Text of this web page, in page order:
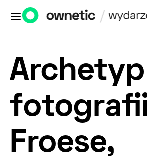
Archetyp
Froese,